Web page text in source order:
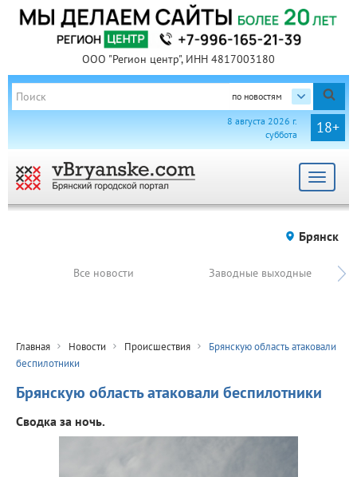
ООО "Регион центр", ИНН 4817003180
по новостям
18+
8 августа 2026 г.
суббота
Toggle
Брянск
Все новости Заводные выходные
Главная Новости Происшествия
Брянскую область атаковали
беспилотники
Брянскую область атаковали беспилотники
Сводка за ночь.